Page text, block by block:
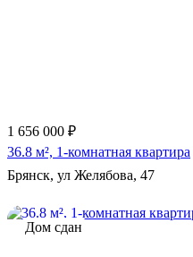
1 656 000 ₽
36.8 м², 1-комнатная квартира
Брянск, ул Желябова, 47
Дом сдан